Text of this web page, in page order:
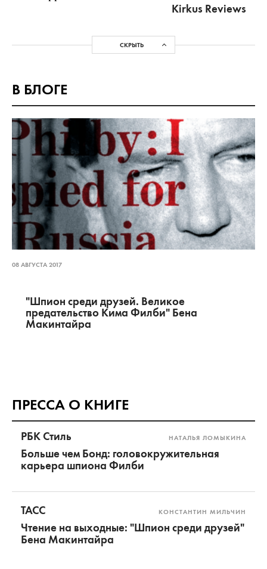
Kirkus Reviews
СКРЫТЬ
В БЛОГЕ
08 АВГУСТА 2017
"Шпион среди друзей. Великое
предательство Кима Филби" Бена
Макинтайра
ПРЕССА О КНИГЕ
РБК Стиль НАТАЛЬЯ ЛОМЫКИНА
Больше чем Бонд: головокружительная
карьера шпиона Филби
ТАСС КОНСТАНТИН МИЛЬЧИН
Чтение на выходные: "Шпион среди друзей"
Бена Макинтайра